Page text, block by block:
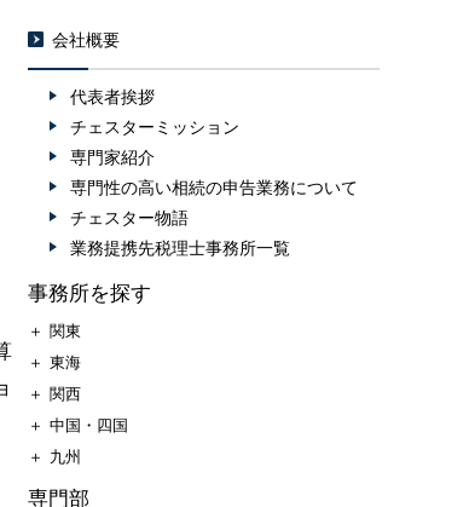
会社概要
代表者挨拶
チェスターミッション
専門家紹介
専門性の高い相続の申告業務について
チェスター物語
業務提携先税理士事務所一覧
事務所を探す
＋ 関東
＋ 東海
＋ 関西
＋ 中国・四国
＋ 九州
専門部